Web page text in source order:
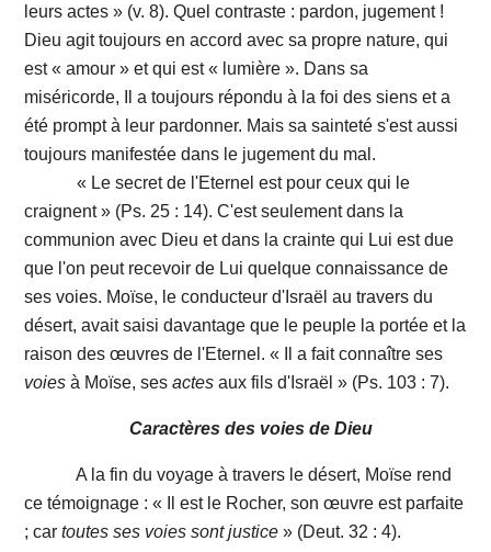
leurs actes » (v. 8). Quel contraste : pardon, jugement !
Dieu agit toujours en accord avec sa propre nature, qui
est « amour » et qui est « lumière ». Dans sa
miséricorde, Il a toujours répondu à la foi des siens et a
été prompt à leur pardonner. Mais sa sainteté s'est aussi
toujours manifestée dans le jugement du mal.
« Le secret de l'Eternel est pour ceux qui le
craignent » (Ps. 25 : 14). C'est seulement dans la
communion avec Dieu et dans la crainte qui Lui est due
que l'on peut recevoir de Lui quelque connaissance de
ses voies. Moïse, le conducteur d'Israël au travers du
désert, avait saisi davantage que le peuple la portée et la
raison des œuvres de l'Eternel. « Il a fait connaître ses
voies à Moïse, sesactes aux fils d'Israël » (Ps. 103 : 7).
Caractères des voies de Dieu
A la fin du voyage à travers le désert, Moïse rend
ce témoignage : « Il est le Rocher, son œuvre est parfaite
; cartoutes ses voies sont justice» (Deut. 32 : 4).